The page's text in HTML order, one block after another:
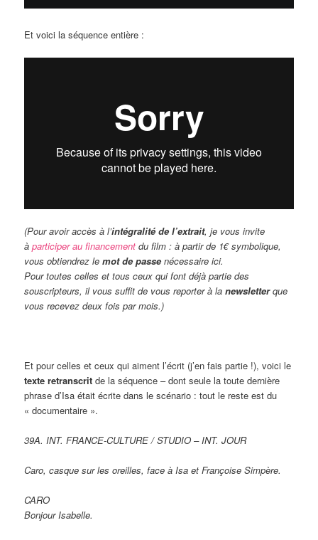
Et voici la séquence entière :
(Pour avoir accès à l’intégralité de l’extrait, je vous invite
àparticiper au financement du film : à partir de 1€ symbolique,
vous obtiendrez lemot de passe nécessaire ici.
Pour toutes celles et tous ceux qui font déjà partie des
souscripteurs, il vous suffit de vous reporter à lanewsletterque
vous recevez deux fois par mois.)
Et pour celles et ceux qui aiment l’écrit (j’en fais partie !), voici le
texte retranscrit de la séquence – dont seule la toute dernière
phrase d’Isa était écrite dans le scénario : tout le reste est du
« documentaire ».
39A. INT. FRANCE-CULTURE / STUDIO – INT. JOUR
Caro, casque sur les oreilles, face à Isa et Françoise Simpère.
CARO
Bonjour Isabelle.